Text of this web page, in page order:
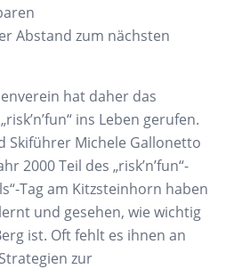
Abstand zum nächsten
hat daher das
risk’n’fun“ ins Leben gerufen.
Skiführer Michele Gallonetto
2000 Teil des „risk’n’fun“-
“-Tag am Kitzsteinhorn haben
und gesehen, wie wichtig
ist. Oft fehlt es ihnen an
Strategien zur